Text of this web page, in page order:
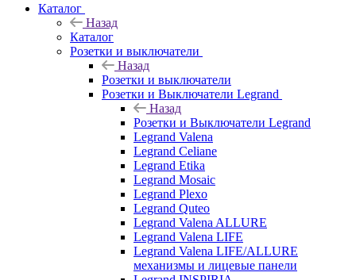
Каталог
Назад
Каталог
Розетки и выключатели
Назад
Розетки и выключатели
Розетки и Выключатели Legrand
Назад
Розетки и Выключатели Legrand
Legrand Valena
Legrand Celiane
Legrand Etika
Legrand Mosaic
Legrand Plexo
Legrand Quteo
Legrand Valena ALLURE
Legrand Valena LIFE
Legrand Valena LIFE/ALLURE
механизмы и лицевые панели